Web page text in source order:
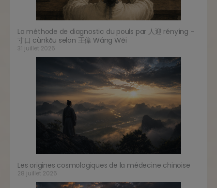
La méthode de diagnostic du pouls par 人迎 rényíng –
寸口 cùnkǒu selon 王偉 Wáng Wěi
31 juillet 2026
Les origines cosmologiques de la médecine chinoise
28 juillet 2026